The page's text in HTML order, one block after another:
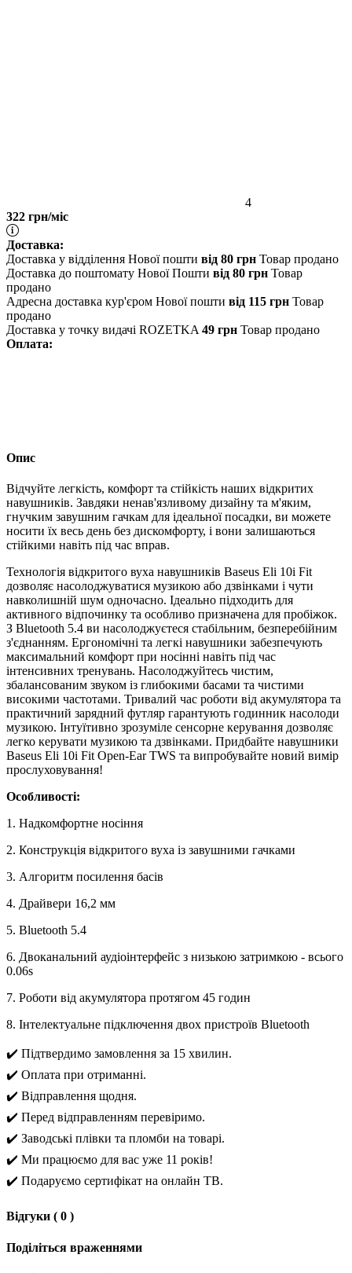
4
322 грн/міс
Доставка:
Доставка у відділення Нової пошти від 80 грн Товар продано
Доставка до поштомату Нової Пошти від 80 грн Товар
продано
Адресна доставка кур'єром Нової пошти від 115 грн Товар
продано
Доставка у точку видачі ROZETKA 49 грн Товар продано
Оплата:
Опис
Відчуйте легкість, комфорт та стійкість наших відкритих
навушників. Завдяки ненав'язливому дизайну та м'яким,
гнучким завушним гачкам для ідеальної посадки, ви можете
носити їх весь день без дискомфорту, і вони залишаються
стійкими навіть під час вправ.
Технологія відкритого вуха навушників Baseus Eli 10i Fit
дозволяє насолоджуватися музикою або дзвінками і чути
навколишній шум одночасно. Ідеально підходить для
активного відпочинку та особливо призначена для пробіжок.
З Bluetooth 5.4 ви насолоджуєтеся стабільним, безперебійним
з'єднанням. Ергономічні та легкі навушники забезпечують
максимальний комфорт при носінні навіть під час
інтенсивних тренувань. Насолоджуйтесь чистим,
збалансованим звуком із глибокими басами та чистими
високими частотами. Тривалий час роботи від акумулятора та
практичний зарядний футляр гарантують годинник насолоди
музикою. Інтуїтивно зрозуміле сенсорне керування дозволяє
легко керувати музикою та дзвінками. Придбайте навушники
Baseus Eli 10i Fit Open-Ear TWS та випробувайте новий вимір
прослуховування!
Особливості:
1. Надкомфортне носіння
2. Конструкція відкритого вуха із завушними гачками
3. Алгоритм посилення басів
4. Драйвери 16,2 мм
5. Bluetooth 5.4
6. Двоканальний аудіоінтерфейс з низькою затримкою - всього
0.06s
7. Роботи від акумулятора протягом 45 годин
8. Інтелектуальне підключення двох пристроїв Bluetooth
✔️ Підтвердимо замовлення за 15 хвилин.
✔️ Оплата при отриманні.
✔️ Відправлення щодня.
✔️ Перед відправленням перевіримо.
✔️ Заводські плівки та пломби на товарі.
✔️ Ми працюємо для вас уже 11 років!
✔️ Подаруємо сертифікат на онлайн ТВ.
Відгуки ( 0 )
Поділіться враженнями